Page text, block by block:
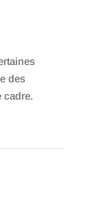
des
cadre.